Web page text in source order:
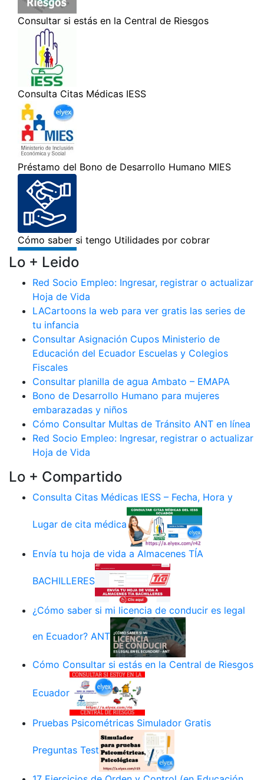
Lo + Leido
Red Socio Empleo: Ingresar, registrar o actualizar
Hoja de Vida
LACartoons la web para ver gratis las series de
tu infancia
Consultar Asignación Cupos Ministerio de
Educación del Ecuador Escuelas y Colegios
Fiscales
Consultar planilla de agua Ambato – EMAPA
Bono de Desarrollo Humano para mujeres
embarazadas y niños
Cómo Consultar Multas de Tránsito ANT en línea
Red Socio Empleo: Ingresar, registrar o actualizar
Hoja de Vida
Lo + Compartido
Consulta Citas Médicas IESS – Fecha, Hora y
Lugar de cita médica
Envía tu hoja de vida a Almacenes TÍA
BACHILLERES
¿Cómo saber si mi licencia de conducir es legal
en Ecuador? ANT
Cómo Consultar si estás en la Central de Riesgos
Ecuador
Pruebas Psicométricas Simulador Gratis
Preguntas Test